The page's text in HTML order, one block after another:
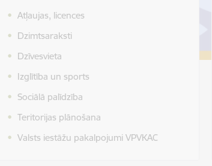
Atļaujas, licences
Dzimtsaraksti
Dzīvesvieta
Izglītība un sports
Sociālā palīdzība
Teritorijas plānošana
Valsts iestāžu pakalpojumi VPVKAC